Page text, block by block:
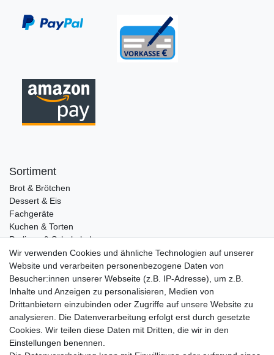
Sortiment
Brot & Brötchen
Dessert & Eis
Fachgeräte
Kuchen & Torten
Pralinen & Schokolade
Lebensmittel
Gutscheine
Informationen
Zahlungsarten
Versandkosten
Service
Rezepte
Wir verwenden Cookies und ähnliche Technologien auf unserer
Website und verarbeiten personenbezogene Daten von
Besucher:innen unserer Webseite (z.B. IP-Adresse), um z.B.
Inhalte und Anzeigen zu personalisieren, Medien von
Drittanbietern einzubinden oder Zugriffe auf unsere Website zu
analysieren. Die Datenverarbeitung erfolgt erst durch gesetzte
Cookies. Wir teilen diese Daten mit Dritten, die wir in den
Einstellungen benennen.